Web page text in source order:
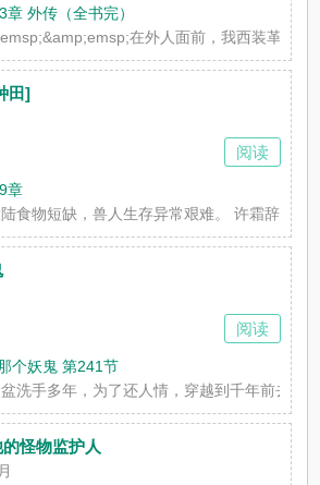
章 外传（全书完）
在外人面前，我西装革履
田]
章
食物短缺，兽人生存异常艰难。 许霜辞穿
阅读
个妖鬼 第241节
洗手多年，为了还人情，穿越到千年前去
阅读
怪物监护人